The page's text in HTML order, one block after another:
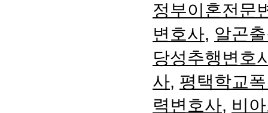
정부이혼전문
변호사, 알곤
당성추행변호
사, 평택학교
력변호사, 비